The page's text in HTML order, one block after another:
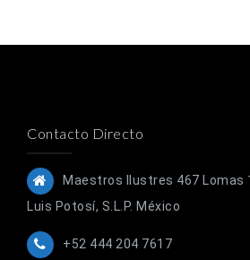
Contacto Directo
Maestros Ilustres 467 Lomas
Luis Potosí, S.L.P. México
+52 444 204 7617